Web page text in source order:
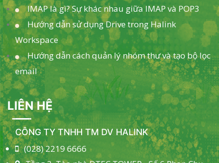
IMAP là gì? Sự khác nhau giữa IMAP và POP3
Hướng dẫn sử dụng Drive trong Halink
Workspace
Hướng dẫn cách quản lý nhóm thư và tạo bộ lọc
email
LIÊN HỆ
CÔNG TY TNHH TM DV HALINK
(028) 2219 6666